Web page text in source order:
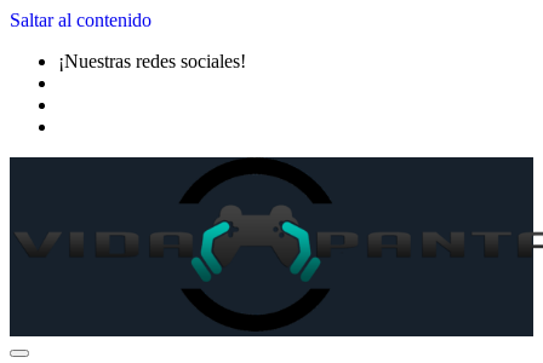
Saltar al contenido
¡Nuestras redes sociales!